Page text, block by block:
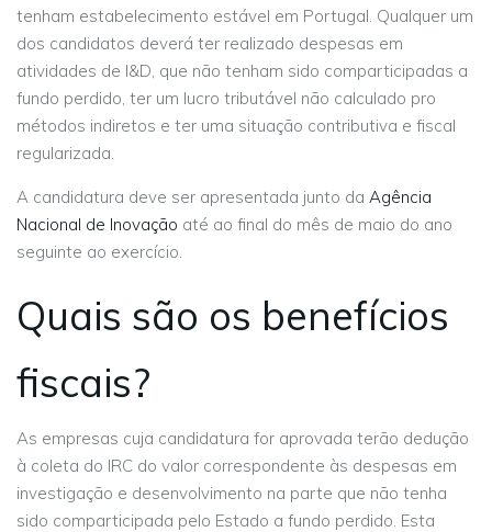
tenham estabelecimento estável em Portugal. Qualquer um
dos candidatos deverá ter realizado despesas em
atividades de I&D, que não tenham sido comparticipadas a
fundo perdido, ter um lucro tributável não calculado pro
métodos indiretos e ter uma situação contributiva e fiscal
regularizada.
A candidatura deve ser apresentada junto da Agência
Nacional de Inovação até ao final do mês de maio do ano
seguinte ao exercício.
Quais são os benefícios
fiscais?
As empresas cuja candidatura for aprovada terão dedução
à coleta do IRC do valor correspondente às despesas em
investigação e desenvolvimento na parte que não tenha
sido comparticipada pelo Estado a fundo perdido. Esta